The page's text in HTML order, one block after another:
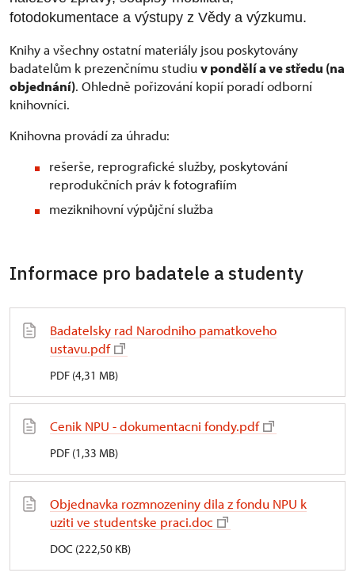
fotodokumentace a výstupy z Vědy a výzkumu.
Knihy a všechny ostatní materiály jsou poskytovány
badatelům k prezenčnímu studiuv pondělí a ve středu (na
objednání). Ohledně pořizování kopií poradí odborní
knihovníci.
Knihovna provádí za úhradu:
rešerše, reprografické služby, poskytování
reprodukčních práv k fotografiím
meziknihovní výpůjční služba
Informace pro badatele a studenty
Badatelsky rad Narodniho pamatkoveho
ustavu.pdf
PDF (4,31 MB)
Cenik NPU - dokumentacni fondy.pdf
PDF (1,33 MB)
Objednavka rozmnozeniny dila z fondu NPU k
uziti ve studentske praci.doc
DOC (222,50 KB)